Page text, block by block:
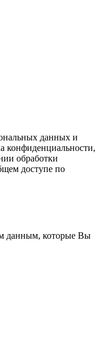
данных и
конфиденциальности,
обработки
доступе по
данным, которые Вы